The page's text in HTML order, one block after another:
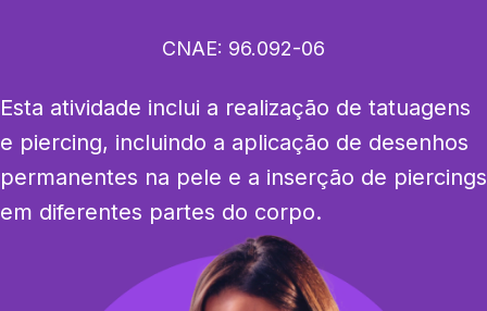
CNAE: 96.092-06
Esta atividade inclui a realização de tatuagens
e piercing, incluindo a aplicação de desenhos
permanentes na pele e a inserção de piercings
em diferentes partes do corpo.